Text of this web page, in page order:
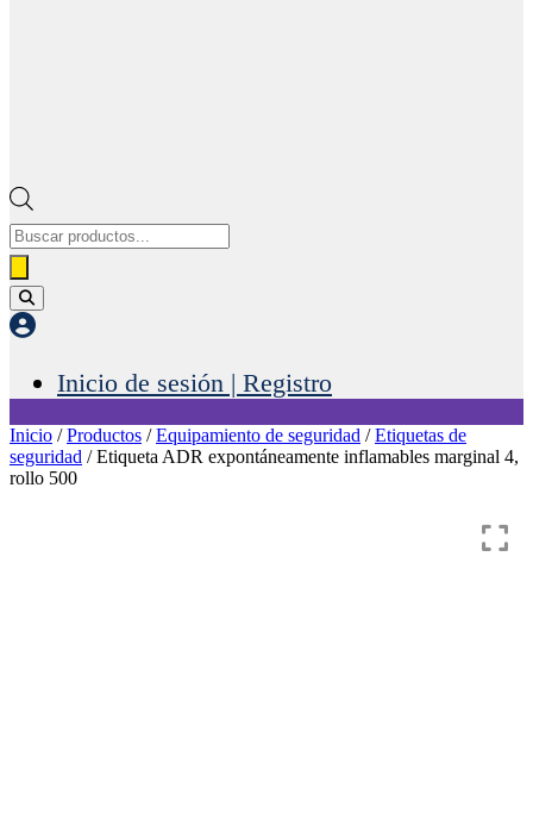
Búsqueda
de
productos
Inicio de sesión | Registro
Inicio /Productos /Equipamiento de seguridad /Etiquetas de
seguridad / Etiqueta ADR expontáneamente inflamables marginal 4,
rollo 500